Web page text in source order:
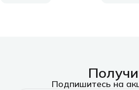
Подпишитесь на